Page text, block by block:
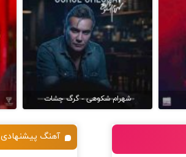
شهرام شکوهی - گرگ چشات
آهنگ پیشنهادی